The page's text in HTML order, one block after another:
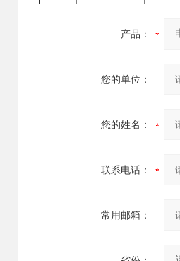
产品：
您的单位：
您的姓名：
联系电话：
常用邮箱：